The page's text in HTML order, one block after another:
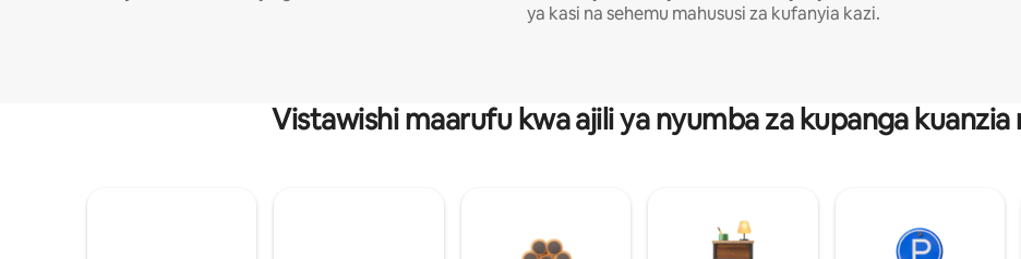
ya kasi na sehemu mahususi za kufanyia kazi.
Vistawishi maarufu kwa ajili ya nyumba za kupanga